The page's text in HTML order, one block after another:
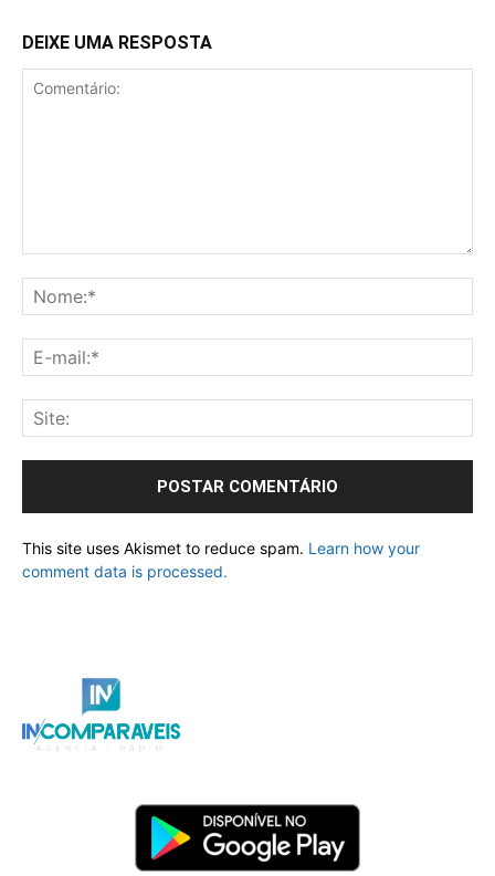
DEIXE UMA RESPOSTA
This site uses Akismet to reduce spam. Learn how your
comment data is processed.